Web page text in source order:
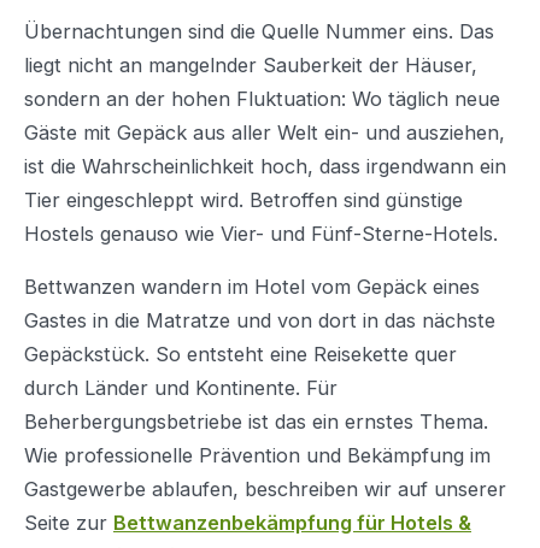
Übernachtungen sind die Quelle Nummer eins. Das
liegt nicht an mangelnder Sauberkeit der Häuser,
sondern an der hohen Fluktuation: Wo täglich neue
Gäste mit Gepäck aus aller Welt ein- und ausziehen,
ist die Wahrscheinlichkeit hoch, dass irgendwann ein
Tier eingeschleppt wird. Betroffen sind günstige
Hostels genauso wie Vier- und Fünf-Sterne-Hotels.
Bettwanzen wandern im Hotel vom Gepäck eines
Gastes in die Matratze und von dort in das nächste
Gepäckstück. So entsteht eine Reisekette quer
durch Länder und Kontinente. Für
Beherbergungsbetriebe ist das ein ernstes Thema.
Wie professionelle Prävention und Bekämpfung im
Gastgewerbe ablaufen, beschreiben wir auf unserer
Seite zur Bettwanzenbekämpfung für Hotels &